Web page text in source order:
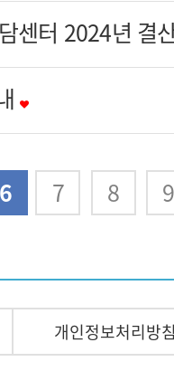
센터 2024년 결
6 7 8 9
개인정보처리방